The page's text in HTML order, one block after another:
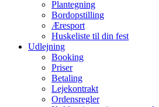
Plantegning
Bordopstilling
Æresport
Huskeliste til din fest
Udlejning
Booking
Priser
Betaling
Lejekontrakt
Ordensregler